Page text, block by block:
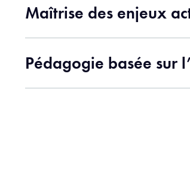
Maîtrise des enjeux
Pédagogie basée sur